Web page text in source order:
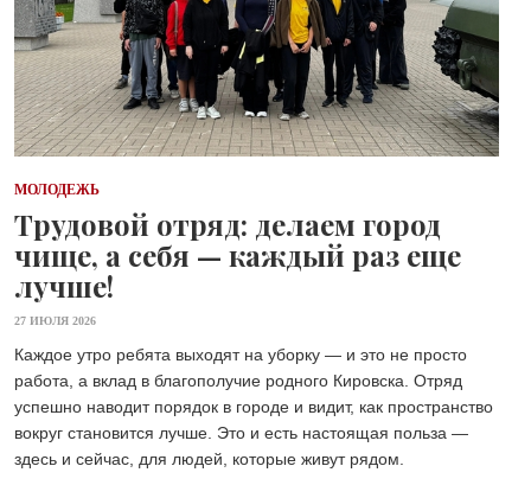
МОЛОДЕЖЬ
Трудовой отряд: делаем город
чище, а себя — каждый раз еще
лучше!
27 ИЮЛЯ 2026
Каждое утро ребята выходят на уборку — и это не просто
работа, а вклад в благополучие родного Кировска. Отряд
успешно наводит порядок в городе и видит, как пространство
вокруг становится лучше. Это и есть настоящая польза —
здесь и сейчас, для людей, которые живут рядом.